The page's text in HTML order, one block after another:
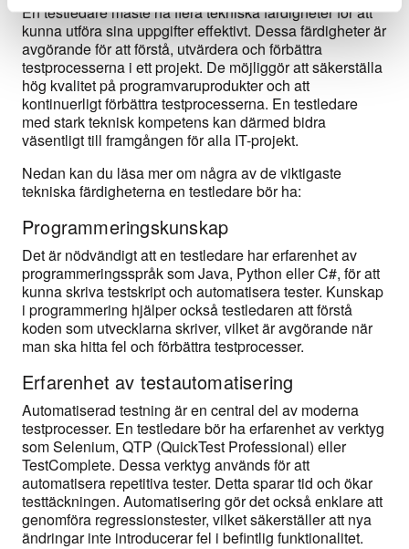
En testledare måste ha flera tekniska färdigheter för att
kunna utföra sina uppgifter effektivt. Dessa färdigheter är
avgörande för att förstå, utvärdera och förbättra
testprocesserna i ett projekt. De möjliggör att säkerställa
hög kvalitet på programvaruprodukter och att
kontinuerligt förbättra testprocesserna. En testledare
med stark teknisk kompetens kan därmed bidra
väsentligt till framgången för alla IT-projekt.
Nedan kan du läsa mer om några av de viktigaste
tekniska färdigheterna en testledare bör ha:
Programmeringskunskap
Det är nödvändigt att en testledare har erfarenhet av
programmeringsspråk som Java, Python eller C#, för att
kunna skriva testskript och automatisera tester. Kunskap
i programmering hjälper också testledaren att förstå
koden som utvecklarna skriver, vilket är avgörande när
man ska hitta fel och förbättra testprocesser.
Erfarenhet av testautomatisering
Automatiserad testning är en central del av moderna
testprocesser. En testledare bör ha erfarenhet av verktyg
som Selenium, QTP (QuickTest Professional) eller
TestComplete. Dessa verktyg används för att
automatisera repetitiva tester. Detta sparar tid och ökar
testtäckningen. Automatisering gör det också enklare att
genomföra regressionstester, vilket säkerställer att nya
ändringar inte introducerar fel i befintlig funktionalitet.